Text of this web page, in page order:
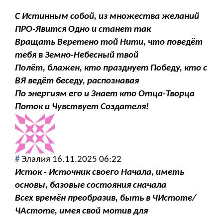
С Истинным собой, из множества желаний
ПРО-Явится Одно и станет так
Вращать Веретено той Нити, что поведёт
тебя в Земно-Небесный твой
Полёт, блажен, кто празднует Победу, кто с
ВЯ ведёт беседу, распознавая
По энергиям его и Знает кто Отца-Творца
Поток и Чувствует Создателя!
# Элалия 16.11.2025 06:22
Исток - Источник своего Начала, иметь
основы, базовые состояния сначала
Всех времён преобразив, быть в ЧИстоте/
ЧАстоте, имея свой мотив для